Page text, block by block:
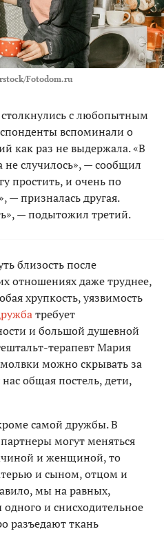
Fotodom.ru
с любопытным
вспоминали о
как раз не выдержала. «В
случилось», — сообщил
простить, и очень по
— призналась другая.
— подытожил третий.
близость после
отношениях даже труднее,
хрупкость, уязвимость
требует
и большой душевной
терапевт Мария
можно скрывать за
общая постель, дети,
самой дружбы. В
могут меняться
и женщиной, то
и сыном, отцом и
мы на равных,
и снисходительное
разъедают ткань